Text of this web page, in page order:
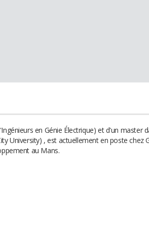
en Génie Électrique) et d'un master
University) , est actuellement en poste chez
au Mans.